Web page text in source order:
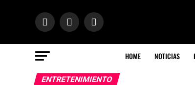
HOME NOTICIAS
ENTRETENIMIENTO